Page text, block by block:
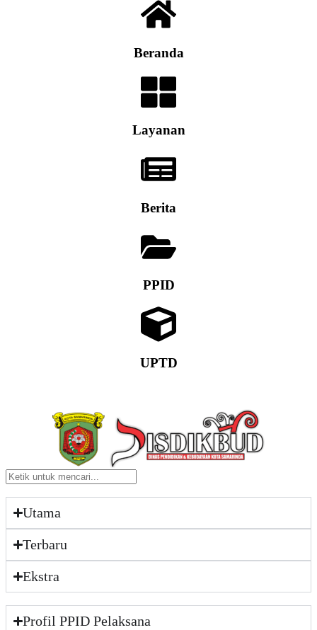
Beranda
Layanan
Berita
PPID
UPTD
Utama
Terbaru
Ekstra
Profil PPID Pelaksana